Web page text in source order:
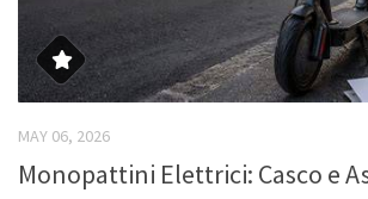
MAY 06, 2026
Monopattini Elettrici: Casco e